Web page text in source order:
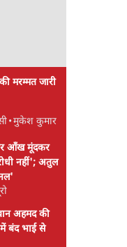
की मरम्मत जारी
•मुकेश कुमार
आँख मूंदकर
नहीं'; अतुल
अहमद की
बंद भाई से